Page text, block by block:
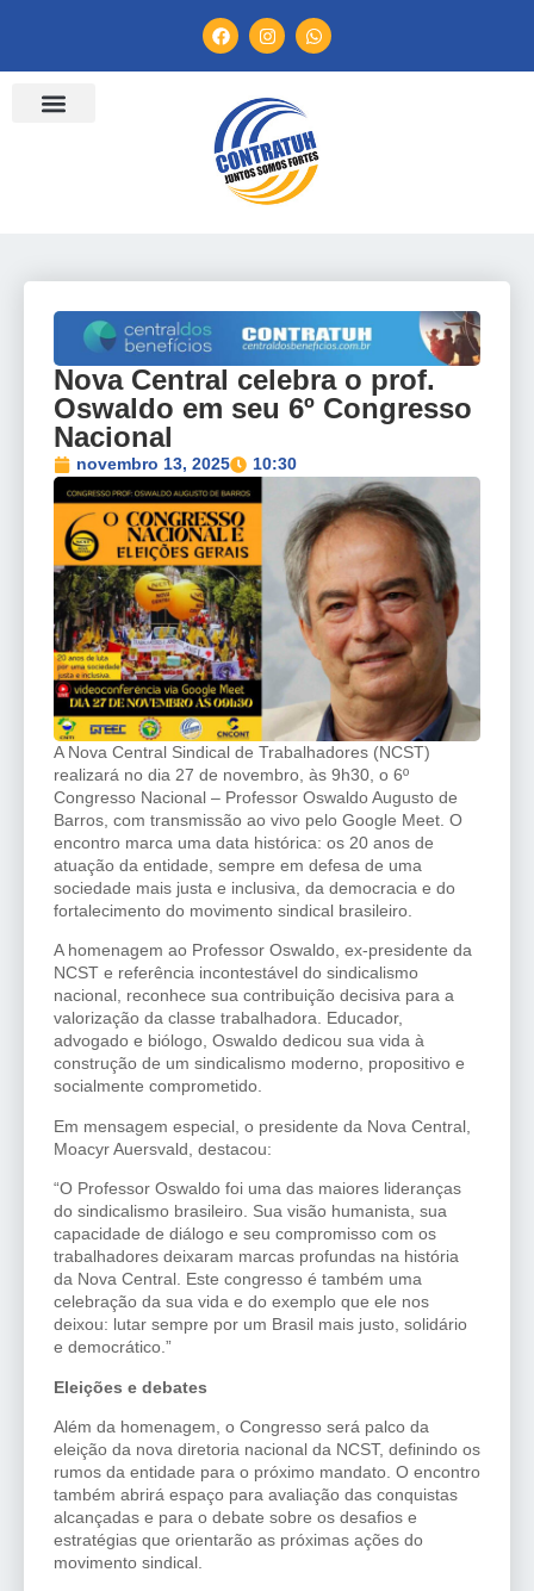
Nova Central celebra o prof.
Oswaldo em seu 6º Congresso
Nacional
novembro 13, 2025 10:30
A Nova Central Sindical de Trabalhadores (NCST)
realizará no dia 27 de novembro, às 9h30, o 6º
Congresso Nacional – Professor Oswaldo Augusto de
Barros, com transmissão ao vivo pelo Google Meet. O
encontro marca uma data histórica: os 20 anos de
atuação da entidade, sempre em defesa de uma
sociedade mais justa e inclusiva, da democracia e do
fortalecimento do movimento sindical brasileiro.
A homenagem ao Professor Oswaldo, ex-presidente da
NCST e referência incontestável do sindicalismo
nacional, reconhece sua contribuição decisiva para a
valorização da classe trabalhadora. Educador,
advogado e biólogo, Oswaldo dedicou sua vida à
construção de um sindicalismo moderno, propositivo e
socialmente comprometido.
Em mensagem especial, o presidente da Nova Central,
Moacyr Auersvald, destacou:
“O Professor Oswaldo foi uma das maiores lideranças
do sindicalismo brasileiro. Sua visão humanista, sua
capacidade de diálogo e seu compromisso com os
trabalhadores deixaram marcas profundas na história
da Nova Central. Este congresso é também uma
celebração da sua vida e do exemplo que ele nos
deixou: lutar sempre por um Brasil mais justo, solidário
e democrático.”
Eleições e debates
Além da homenagem, o Congresso será palco da
eleição da nova diretoria nacional da NCST, definindo os
rumos da entidade para o próximo mandato. O encontro
também abrirá espaço para avaliação das conquistas
alcançadas e para o debate sobre os desafios e
estratégias que orientarão as próximas ações do
movimento sindical.